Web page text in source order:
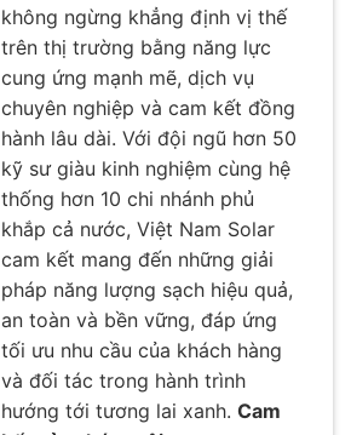
không ngừng khẳng định vị thế
trên thị trường bằng năng lực
cung ứng mạnh mẽ, dịch vụ
chuyên nghiệp và cam kết đồng
hành lâu dài. Với đội ngũ hơn 50
kỹ sư giàu kinh nghiệm cùng hệ
thống hơn 10 chi nhánh phủ
khắp cả nước, Việt Nam Solar
cam kết mang đến những giải
pháp năng lượng sạch hiệu quả,
an toàn và bền vững, đáp ứng
tối ưu nhu cầu của khách hàng
và đối tác trong hành trình
hướng tới tương lai xanh. Cam